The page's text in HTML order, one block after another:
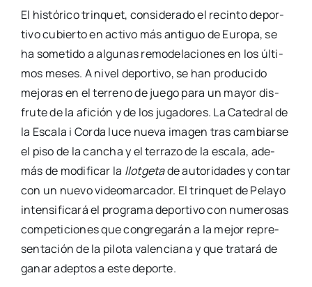
El his­tó­ri­co trin­quet, con­si­de­ra­do el recin­to depor­
ti­vo cubier­to en acti­vo más anti­guo de Euro­pa, se
ha some­ti­do a algu­nas remo­de­la­cio­nes en los últi­
mos meses. A nivel depor­ti­vo, se han pro­du­ci­do
mejo­ras en el terreno de jue­go para un mayor dis­
fru­te de la afi­ción y de los juga­do­res. La Cate­dral de
la Esca­la i Cor­da luce nue­va ima­gen tras cam­biar­se
el piso de la can­cha y el terra­zo de la esca­la, ade­
más de modi­fi­car la llot­ge­tade auto­ri­da­des y con­tar
con un nue­vo video­mar­ca­dor. El trin­quet de Pela­yo
inten­si­fi­ca­rá el pro­gra­ma depor­ti­vo con nume­ro­sas
com­pe­ti­cio­nes que con­gre­ga­rán a la mejor repre­
sen­ta­ción de la pilo­ta valen­cia­na y que tra­ta­rá de
ganar adep­tos a este depor­te.